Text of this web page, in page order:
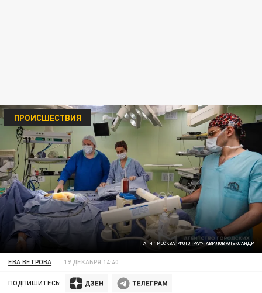
АГН "МОСКВА" ФОТОГРАФ: АВИЛОВ АЛЕКСАНДР
ПРОИСШЕСТВИЯ
ЕВА ВЕТРОВА 19 ДЕКАБРЯ 14:40
ПОДПИШИТЕСЬ: